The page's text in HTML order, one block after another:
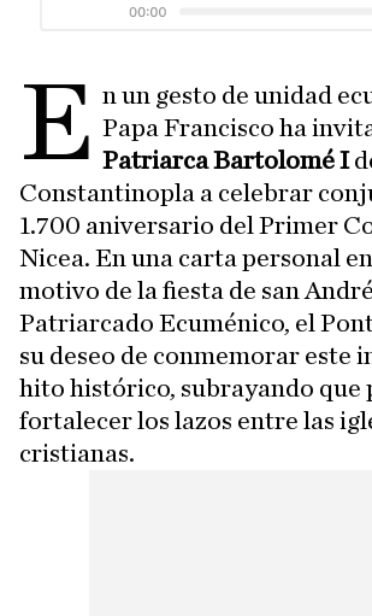
E n un gesto de unidad
Papa Francisco ha
Patriarca Bartolomé I
Constantinopla a celebrar
1.700 aniversario del Primer
Nicea. En una carta personal
motivo de la fiesta de san
Patriarcado Ecuménico, el
su deseo de conmemorar este
hito histórico, subrayando que
fortalecer los lazos entre las
cristianas.